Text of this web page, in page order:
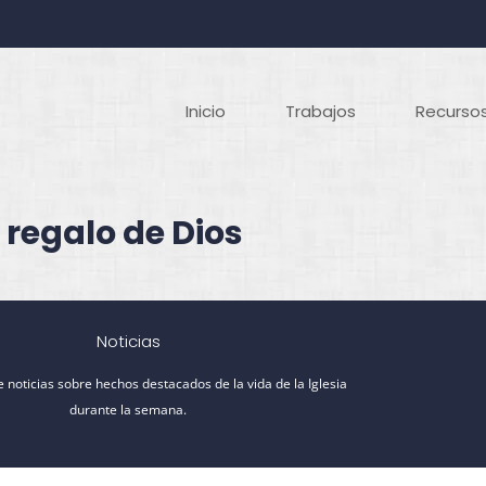
de Dios
Inicio Trabajos
Noticias
noticias sobre hechos destacados de la vida de la Iglesia
durante la semana.